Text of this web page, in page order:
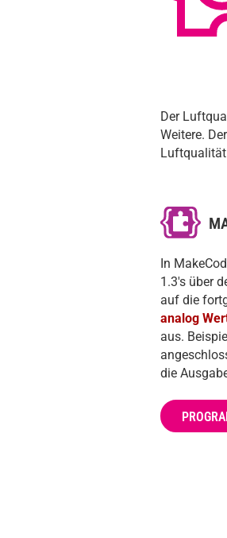
Der
Weitere.
In
1.3's über
auf die
analog
aus.
die